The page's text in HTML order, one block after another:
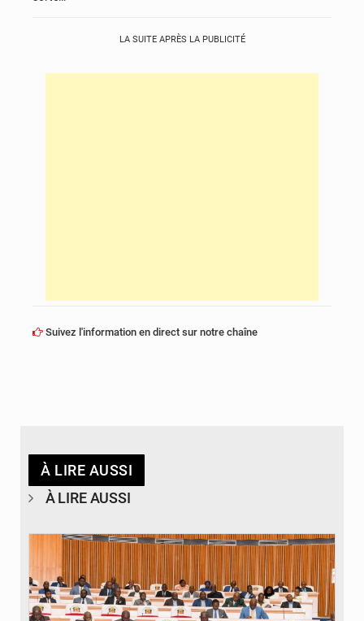
LA SUITE APRÈS LA PUBLICITÉ
Suivez l'information en direct sur notre chaîne
À LIRE AUSSI
À LIRE AUSSI